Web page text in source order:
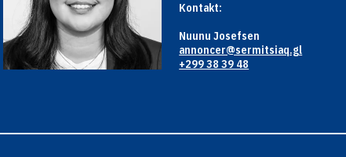
Kontakt:
Nuunu Josefsen
annoncer@sermitsiaq.gl
+299 38 39 48